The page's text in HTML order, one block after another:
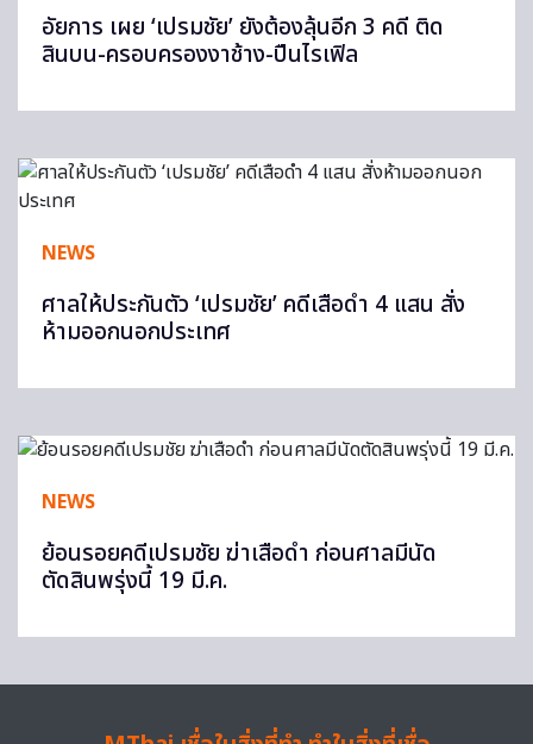
อัยการ เผย ‘เปรมชัย’ ยังต้องลุ้นอีก 3 คดี ติด
สินบน-ครอบครองงาช้าง-ปืนไรเฟิล
NEWS
ศาลให้ประกันตัว ‘เปรมชัย’ คดีเสือดำ 4 แสน สั่ง
ห้ามออกนอกประเทศ
NEWS
ย้อนรอยคดีเปรมชัย ฆ่าเสือดำ ก่อนศาลมีนัด
ตัดสินพรุ่งนี้ 19 มี.ค.